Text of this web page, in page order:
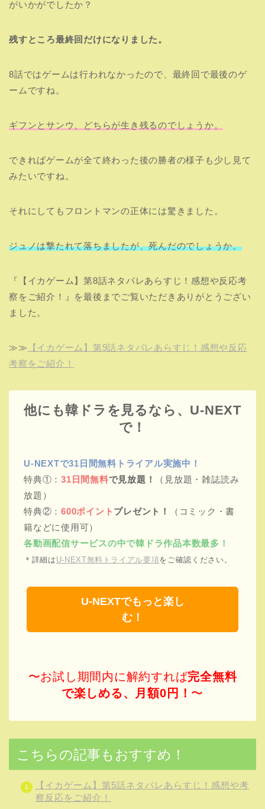
がいかがでしたか？
残すところ最終回だけになりました。
8話ではゲームは行われなかったので、最終回で最後のゲ
ームですね。
ギフンとサンウ、どちらが生き残るのでしょうか。
できればゲームが全て終わった後の勝者の様子も少し見て
みたいですね。
それにしてもフロントマンの正体には驚きました。
ジュノは撃たれて落ちましたが、死んだのでしょうか。
『【イカゲーム】第8話ネタバレあらすじ！感想や反応考
察をご紹介！』を最後までご覧いただきありがとうござい
ました。
≫≫ 【イカゲーム】第9話ネタバレあらすじ！感想や反応
考察をご紹介！
他にも韓ドラを見るなら、U-NEXT
で！
U-NEXTで31日間無料トライアル実施中！
特典①：31日間無料で見放題！
（見放題・雑誌読み
放題）
特典②：600ポイント プレゼント！
（コミック・書
籍などに使用可）
各動画配信サービスの中で韓ドラ作品本数最多！
＊詳細は U-NEXT無料トライアル要項をご確認ください。
U-NEXTでもっと楽し
む！
〜お試し期間内に解約すれば完全無料
で楽しめる、月額0円！ 〜
こちらの記事もおすすめ！
【イカゲーム】第5話ネタバレあらすじ！感想や考
察反応をご紹介！